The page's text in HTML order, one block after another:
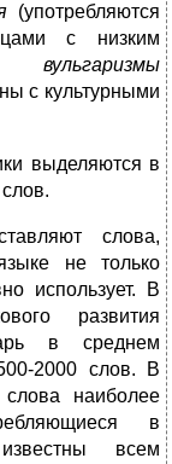
(употребляются
с низким
вульгаризмы
с культурными
выделяются в
слова,
не только
использует. В
развития
в среднем
2000 слов. В
наиболее
в
всем